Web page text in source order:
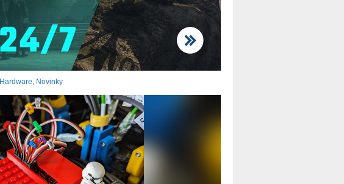
Hardware, Novinky